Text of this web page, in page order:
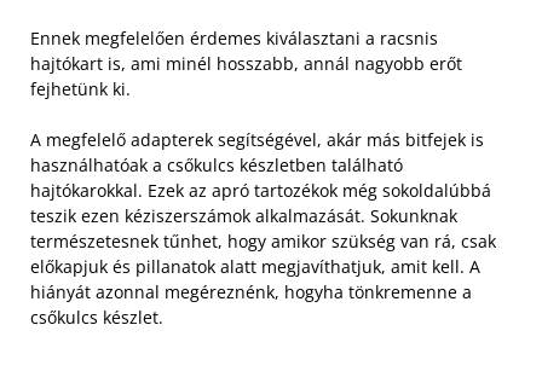
Ennek megfelelően érdemes kiválasztani a racsnis
hajtókart is, ami minél hosszabb, annál nagyobb erőt
fejhetünk ki.
A megfelelő adapterek segítségével, akár más bitfejek is
használhatóak a csőkulcs készletben található
hajtókarokkal. Ezek az apró tartozékok még sokoldalúbbá
teszik ezen kéziszerszámok alkalmazását. Sokunknak
természetesnek tűnhet, hogy amikor szükség van rá, csak
előkapjuk és pillanatok alatt megjavíthatjuk, amit kell. A
hiányát azonnal megéreznénk, hogyha tönkremenne a
csőkulcs készlet.